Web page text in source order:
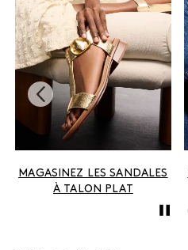
MAGASINEZ LES SANDALES
À TALON PLAT